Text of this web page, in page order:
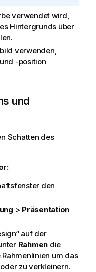
verwendet wird,
Hintergrunds über
verwenden,
-position
und
Schatten des
den
> Präsentation
auf der
Rahmen die
um das
zu verkleinern.